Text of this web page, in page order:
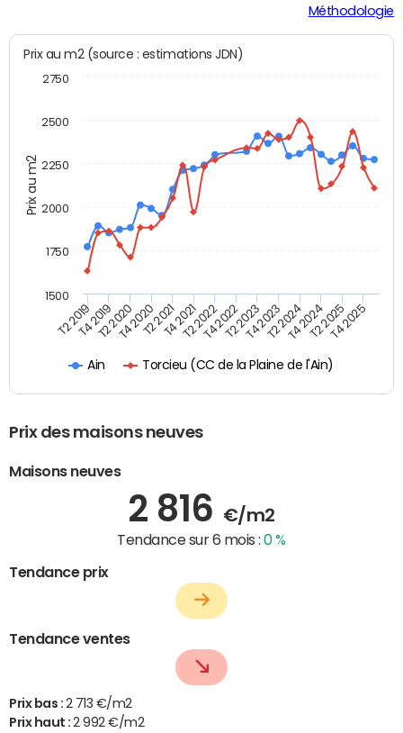
Méthodologie
Prix au m2
Prix au m2 (source : estimations JDN)
Ain Torcieu (CC de la Plaine de l'Ain)
T2 2019T4 2019T2 2020T4 2020T2 2021T4 2021T2 2022T4 2022T2 2023T4 2023T2 2024T4 2024T2 2025T4 2025
1500
1750
2000
2250
2500
2750
Prix des maisons neuves
Maisons neuves
2 816 €/m2
Tendance sur 6 mois :0 %
Tendance prix
Tendance ventes
Prix bas : 2 713 €/m2
Prix haut :2 992 €/m2